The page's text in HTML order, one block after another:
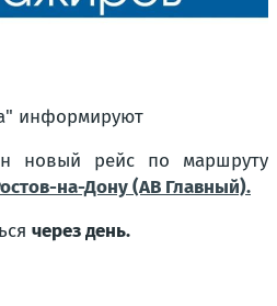
информируют
новый рейс по маршруту
на-Дону (АВ Главный).
через день.